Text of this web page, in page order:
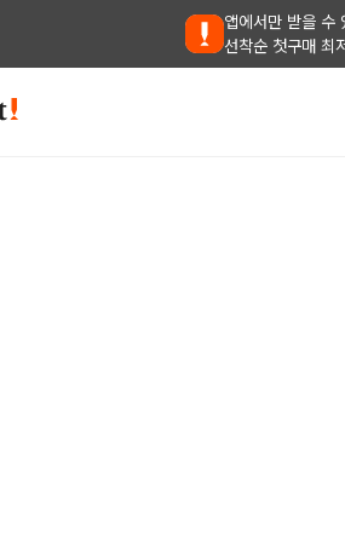
앱에서만 받을 수
선착순 첫구매 최